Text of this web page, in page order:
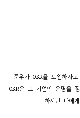
준우가 OKR을 도입하자
OKR은 그 기업의 운명을
하지만 나에